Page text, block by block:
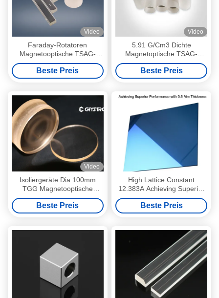
Video
Faraday-Rotatoren
Magnetooptische TSAG-
Kristalle
Beste Preis
Video
5.91 G/Cm3 Dichte
Magnetoptische TSAG-
Kristalle mit geringer
Absorption
Beste Preis
Video
Isoliergeräte Dia 100mm
TGG Magnetooptische
Kristalle
Beste Preis
High Lattice Constant
12.383A Achieving Superior
Performance with 0.5 Mm
Thickness
Beste Preis